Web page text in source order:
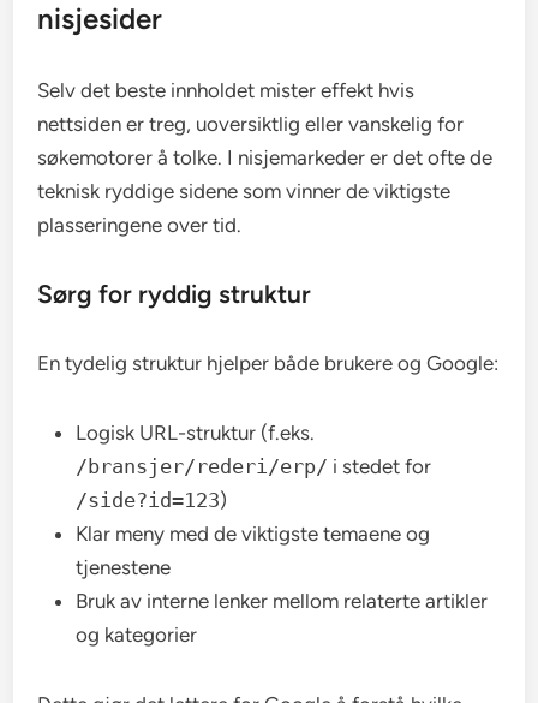
nisjesider
Selv det beste innholdet mister effekt hvis
nettsiden er treg, uoversiktlig eller vanskelig for
søkemotorer å tolke. I nisjemarkeder er det ofte de
teknisk ryddige sidene som vinner de viktigste
plasseringene over tid.
Sørg for ryddig struktur
En tydelig struktur hjelper både brukere og Google:
Logisk URL-struktur (f.eks.
/bransjer/rederi/erp/ i stedet for
/side?id=123)
Klar meny med de viktigste temaene og
tjenestene
Bruk av interne lenker mellom relaterte artikler
og kategorier